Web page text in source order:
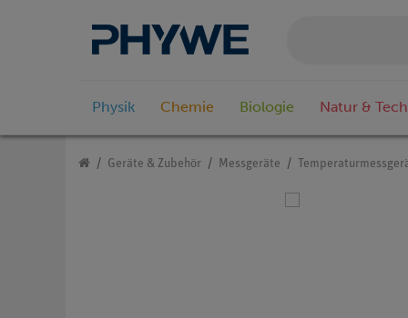
Physik Chemie Biologie Natur &
Geräte & Zubehör Messgeräte